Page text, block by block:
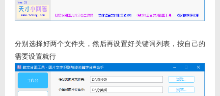
分别选择好两个文件夹，然后再设置好关键词列表，按自己的
需要设置就行